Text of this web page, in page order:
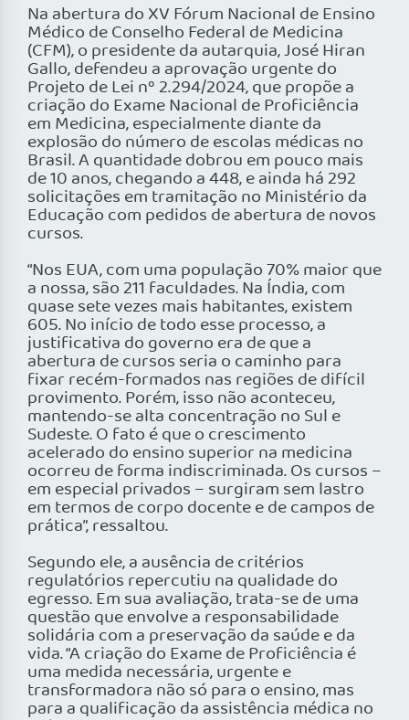
Na abertura do XV Fórum Nacional de Ensino
Médico de Conselho Federal de Medicina
(CFM), o presidente da autarquia, José Hiran
Gallo, defendeu a aprovação urgente do
Projeto de Lei nº 2.294/2024, que propõe a
criação do Exame Nacional de Proficiência
em Medicina, especialmente diante da
explosão do número de escolas médicas no
Brasil. A quantidade dobrou em pouco mais
de 10 anos, chegando a 448, e ainda há 292
solicitações em tramitação no Ministério da
Educação com pedidos de abertura de novos
cursos.
“Nos EUA, com uma população 70% maior que
a nossa, são 211 faculdades. Na Índia, com
quase sete vezes mais habitantes, existem
605. No início de todo esse processo, a
justificativa do governo era de que a
abertura de cursos seria o caminho para
fixar recém-formados nas regiões de difícil
provimento. Porém, isso não aconteceu,
mantendo-se alta concentração no Sul e
Sudeste. O fato é que o crescimento
acelerado do ensino superior na medicina
ocorreu de forma indiscriminada. Os cursos –
em especial privados – surgiram sem lastro
em termos de corpo docente e de campos de
prática”, ressaltou.
Segundo ele, a ausência de critérios
regulatórios repercutiu na qualidade do
egresso. Em sua avaliação, trata-se de uma
questão que envolve a responsabilidade
solidária com a preservação da saúde e da
vida. “A criação do Exame de Proficiência é
uma medida necessária, urgente e
transformadora não só para o ensino, mas
para a qualificação da assistência médica no